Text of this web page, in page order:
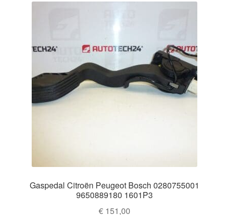
Gaspedal Citroën Peugeot Bosch 0280755001
9650889180 1601P3
€ 151,00